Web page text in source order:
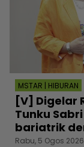
MSTAR | HIBURAN
[V] Digelar
Tunku
bariatrik
Rabu, 5 Ogos 2026